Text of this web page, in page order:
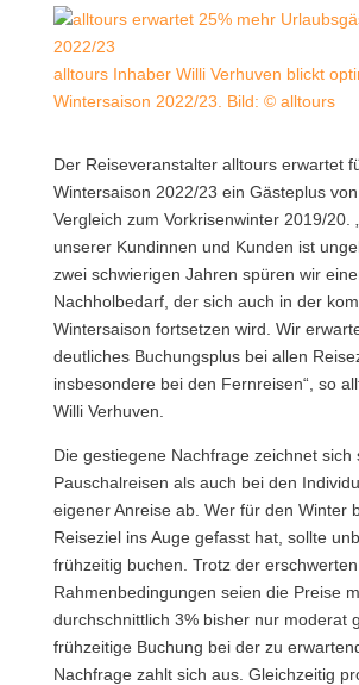
alltours Inhaber Willi Verhuven blickt
Wintersaison 2022/23. Bild: © alltours
Der Reiseveranstalter alltours erwartet
Wintersaison 2022/23 ein Gästeplus
Vergleich zum Vorkrisenwinter 2019/20.
unserer Kundinnen und Kunden ist
zwei schwierigen Jahren spüren wir
Nachholbedarf, der sich auch in der
Wintersaison fortsetzen wird. Wir
deutliches Buchungsplus bei allen
insbesondere bei den Fernreisen“, so
Willi Verhuven.
Die gestiegene Nachfrage zeichnet sich
Pauschalreisen als auch bei den
eigener Anreise ab. Wer für den Winter
Reiseziel ins Auge gefasst hat, sollte
frühzeitig buchen. Trotz der
Rahmenbedingungen seien die Preise
durchschnittlich 3% bisher nur moderat
frühzeitige Buchung bei der zu
Nachfrage zahlt sich aus. Gleichzeitig